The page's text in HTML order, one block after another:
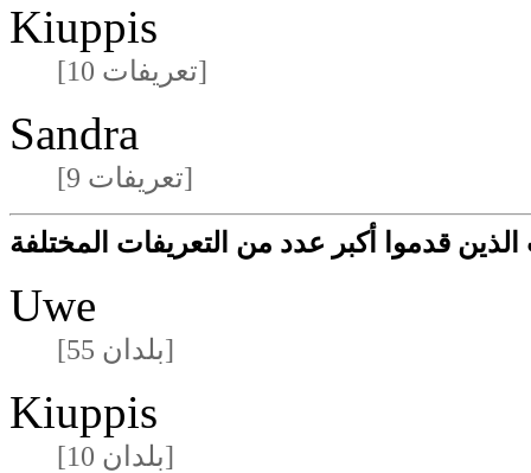
Kiuppis
[10 تعريفات]
Sandra
[9 تعريفات]
قدموا أكبر عدد من التعريفات المختلفة
Uwe
[55 بلدان]
Kiuppis
[10 بلدان]